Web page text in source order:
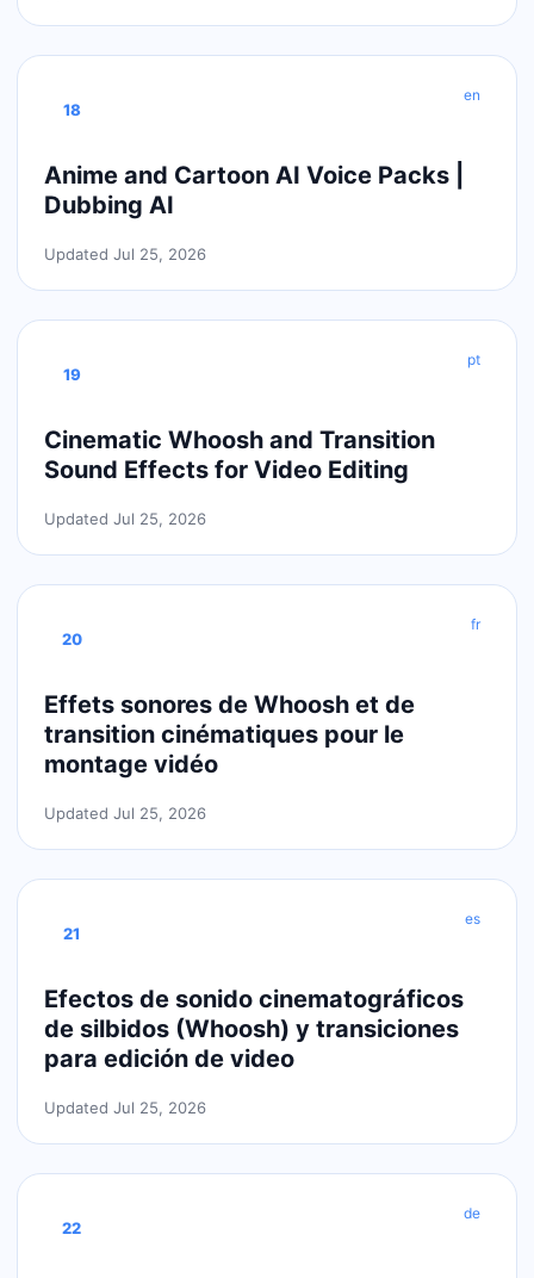
18
en
Anime and Cartoon AI Voice Packs |
Dubbing AI
Updated Jul 25, 2026
19
pt
Cinematic Whoosh and Transition
Sound Effects for Video Editing
Updated Jul 25, 2026
20
fr
Effets sonores de Whoosh et de
transition cinématiques pour le
montage vidéo
Updated Jul 25, 2026
21
es
Efectos de sonido cinematográficos
de silbidos (Whoosh) y transiciones
para edición de video
Updated Jul 25, 2026
22
de